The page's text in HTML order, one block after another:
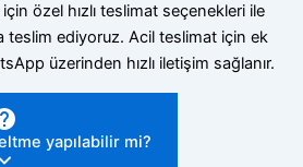
özel hızlı teslimat seçenekleri ile
teslim ediyoruz. Acil teslimat için ek
üzerinden hızlı iletişim sağlanır.
yapılabilir mi?